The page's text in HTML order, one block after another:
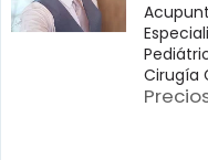
Cirugía